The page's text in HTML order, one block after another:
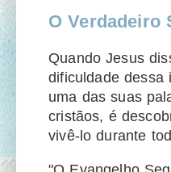
O Verdadeiro
Quando Jesus
dificuldade dessa
uma das suas
cristãos, é
vivê-lo durante